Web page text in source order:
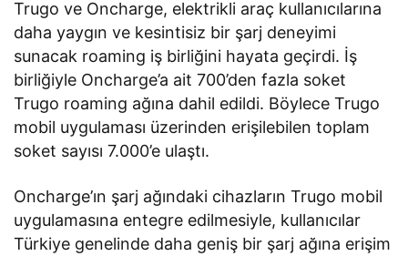
Trugo ve Oncharge, elektrikli araç kullanıcılarına
daha yaygın ve kesintisiz bir şarj deneyimi
sunacak roaming iş birliğini hayata geçirdi. İş
birliğiyle Oncharge’a ait 700’den fazla soket
Trugo roaming ağına dahil edildi. Böylece Trugo
mobil uygulaması üzerinden erişilebilen toplam
soket sayısı 7.000’e ulaştı.
Oncharge’ın şarj ağındaki cihazların Trugo mobil
uygulamasına entegre edilmesiyle, kullanıcılar
Türkiye genelinde daha geniş bir şarj ağına erişim